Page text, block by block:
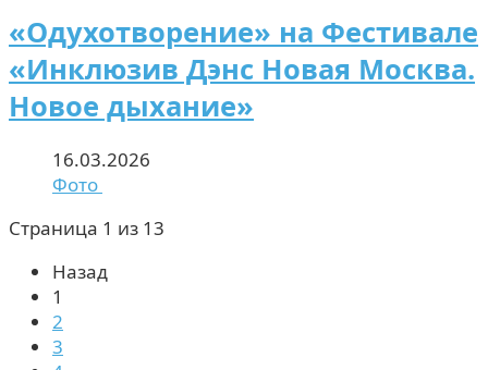
«Одухотворение» на Фестивале
«Инклюзив Дэнс Новая Москва.
Новое дыхание»
16.03.2026
Фото
Страница 1 из 13
Назад
1
2
3